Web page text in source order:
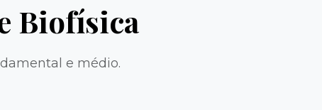
Biofísica
e médio.